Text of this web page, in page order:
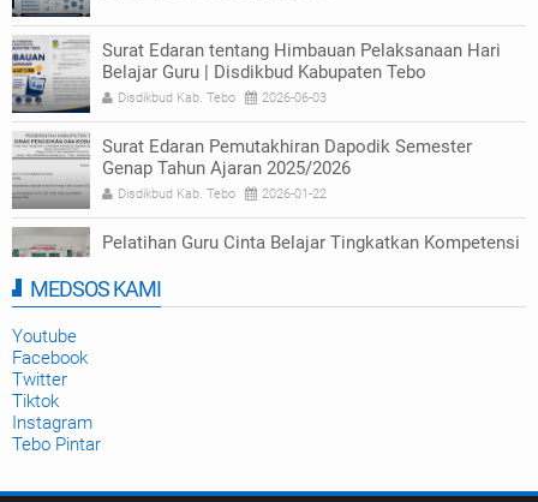
Surat Edaran tentang Himbauan Pelaksanaan Hari
Belajar Guru | Disdikbud Kabupaten Tebo
Disdikbud Kab. Tebo 2026-06-03
Surat Edaran Pemutakhiran Dapodik Semester
Genap Tahun Ajaran 2025/2026
Disdikbud Kab. Tebo 2026-01-22
Pelatihan Guru Cinta Belajar Tingkatkan Kompetensi
Disdikbud Kab. Tebo
MEDSOS KAMI
Youtube
Facebook
Twitter
Tiktok
Instagram
Tebo Pintar